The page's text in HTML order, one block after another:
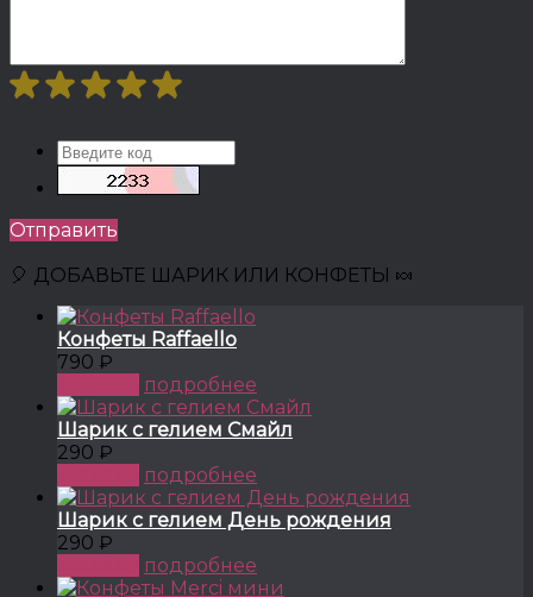
Отправить
🎈 ДОБАВЬТЕ ШАРИК ИЛИ КОНФЕТЫ 🍬
Конфеты Raffaello
790 ₽
подробнее
Шарик с гелием Смайл
290 ₽
подробнее
Шарик с гелием День рождения
290 ₽
подробнее